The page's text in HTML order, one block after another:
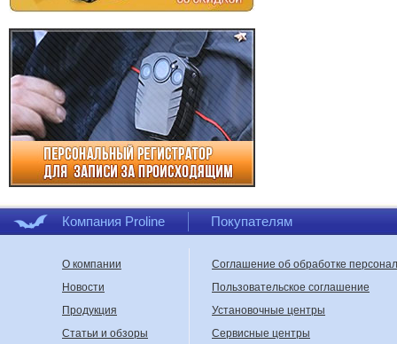
Компания Proline Покупателям
О компании
Новости
Продукция
Статьи и обзоры
Соглашение об обработке
Пользовательское соглашение
Установочные центры
Сервисные центры